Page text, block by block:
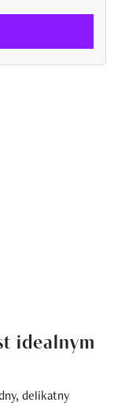
idealnym
delikatny